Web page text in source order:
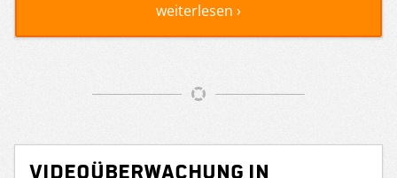
weiterlesen ›
Videoüberwachung in